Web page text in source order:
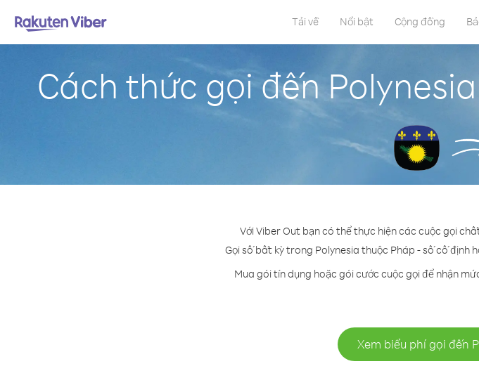
Tải về Nổi bật Cộng đồng
Cách thức gọi đến
Với Viber Out bạn có thể thực hiện các cuộc gọi
Gọi số bất kỳ trong Polynesia thuộc Pháp - số cố định
Mua gói tín dụng hoặc gói cước cuộc gọi để nhận
Xem biểu phí gọi đến